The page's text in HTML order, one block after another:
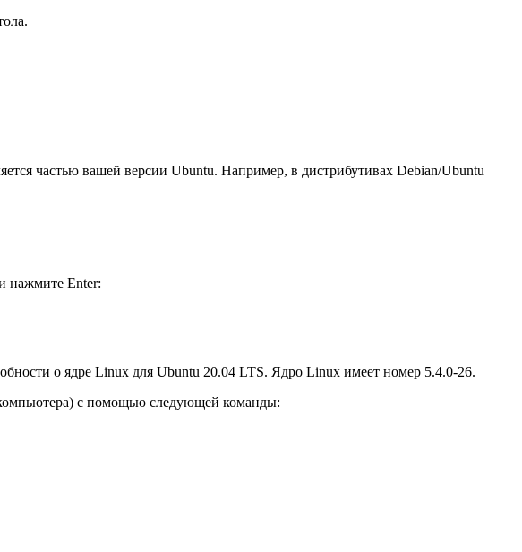
частью вашей версии Ubuntu. Например, в дистрибутивах Debian/Ubuntu
нажмите Enter:
о ядре Linux для Ubuntu 20.04 LTS. Ядро Linux имеет номер 5.4.0-26.
с помощью следующей команды: